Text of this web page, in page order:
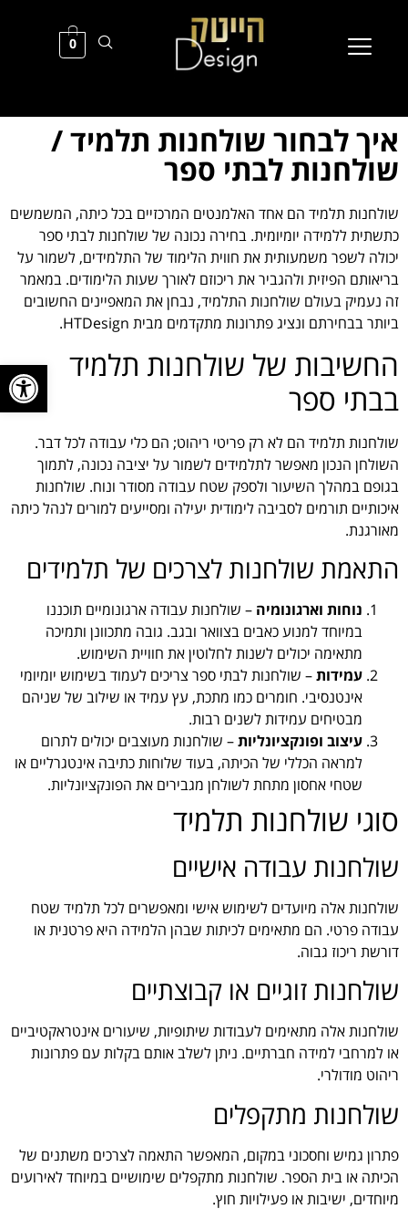
פתח
0
איך לבחור שולחנות תלמיד /
שולחנות לבתי ספר
שולחנות תלמיד הם אחד האלמנטים המרכזיים בכל כיתה, המשמשים
כתשתית ללמידה יומיומית. בחירה נכונה של שולחנות לבתי ספר
יכולה לשפר משמעותית את חווית הלימוד של התלמידים, לשמור על
בריאותם הפיזית ולהגביר את ריכוזם לאורך שעות הלימודים. במאמר
זה נעמיק בעולם שולחנות התלמיד, נבחן את המאפיינים החשובים
ביותר בבחירתם ונציג פתרונות מתקדמים מבית HTDesign.
החשיבות של שולחנות תלמיד
בבתי ספר
שולחנות תלמיד הם לא רק פריטי ריהוט; הם כלי עבודה לכל דבר.
השולחן הנכון מאפשר לתלמידים לשמור על יציבה נכונה, לתמוך
בגופם במהלך השיעור ולספק שטח עבודה מסודר ונוח. שולחנות
איכותיים תורמים לסביבה לימודית יעילה ומסייעים למורים לנהל כיתה
מאורגנת.
התאמת שולחנות לצרכים של תלמידים
נוחות וארגונומיה – שולחנות עבודה ארגונומיים תוכננו
במיוחד למנוע כאבים בצוואר ובגב. גובה מתכוונן ותמיכה
מתאימה יכולים לשנות לחלוטין את חוויית השימוש.
עמידות– שולחנות לבתי ספר צריכים לעמוד בשימוש יומיומי
אינטנסיבי. חומרים כמו מתכת, עץ עמיד או שילוב של שניהם
מבטיחים עמידות לשנים רבות.
עיצוב ופונקציונליות– שולחנות מעוצבים יכולים לתרום
למראה הכללי של הכיתה, בעוד שלוחות כתיבה אינטגרליים או
שטחי אחסון מתחת לשולחן מגבירים את הפונקציונליות.
סוגי שולחנות תלמיד
שולחנות עבודה אישיים
שולחנות אלה מיועדים לשימוש אישי ומאפשרים לכל תלמיד שטח
עבודה פרטי. הם מתאימים לכיתות שבהן הלמידה היא פרטנית או
דורשת ריכוז גבוה.
שולחנות זוגיים או קבוצתיים
שולחנות אלה מתאימים לעבודות שיתופיות, שיעורים אינטראקטיביים
או למרחבי למידה חברתיים. ניתן לשלב אותם בקלות עם פתרונות
ריהוט מודולרי.
שולחנות מתקפלים
פתרון גמיש וחסכוני במקום, המאפשר התאמה לצרכים משתנים של
הכיתה או בית הספר. שולחנות מתקפלים שימושיים במיוחד לאירועים
מיוחדים, ישיבות או פעילויות חוץ.